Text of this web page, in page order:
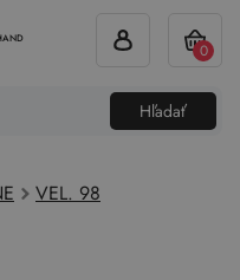
Hľadať
0
VEL. 98